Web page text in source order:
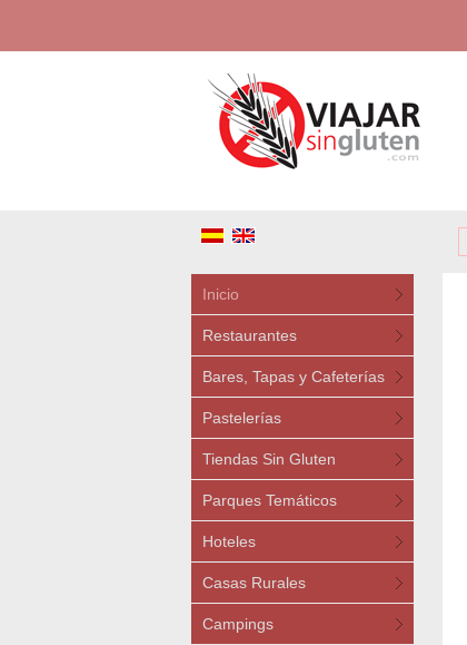
Inicio
Restaurantes
Bares, Tapas y Cafeterías
Pastelerías
Tiendas Sin Gluten
Parques Temáticos
Hoteles
Casas Rurales
Campings